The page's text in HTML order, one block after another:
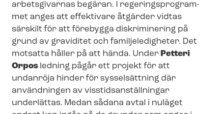
arbetsgivarnas begäran. I re­ge­rings­pro­gram­
met anges att effektivare åtgärder vidtas
särskilt för att förebygga diskriminering på
grund av graviditet och familjeledigheter. Det
motsatta håller på att hända. Under Petteri
Orpos ledning pågår ett projekt för att
undanröja hinder för sysselsättning där
användningen av viss­tids­an­ställ­ning­ar
underlättas. Medan sådana avtal i nuläget